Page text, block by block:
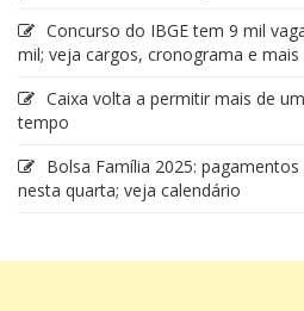
Concurso do IBGE tem 9 mil
mil; veja cargos, cronograma e mais
Caixa volta a permitir mais de
tempo
Bolsa Família 2025:
nesta quarta; veja calendário